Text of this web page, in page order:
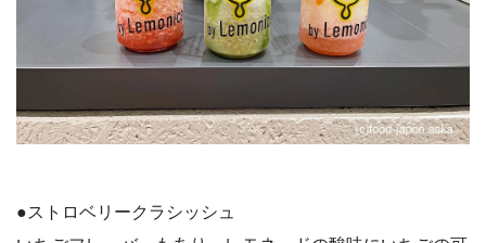
●ストロベリークラシッシュ